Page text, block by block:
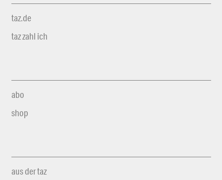
taz.de
taz zahl ich
abo
shop
aus der taz